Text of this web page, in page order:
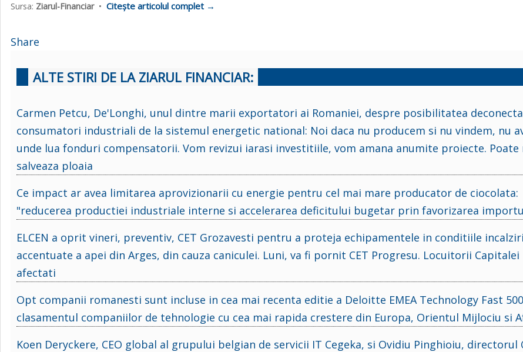
Sursa: Ziarul-Financiar• Citește articolul complet →
Share
ALTE STIRI DE LA ZIARUL FINANCIAR:
Carmen Petcu, De'Longhi, unul dintre marii exportatori ai Romaniei, despre posibilitatea
consumatori industriali de la sistemul energetic national: Noi daca nu producem si nu vindem, nu
unde lua fonduri compensatorii. Vom revizui iarasi investitiile, vom amana anumite proiecte. Poate
salveaza ploaia
Ce impact ar avea limitarea aprovizionarii cu energie pentru cel mai mare producator de ciocolata:
"reducerea productiei industriale interne si accelerarea deficitului bugetar prin favorizarea
ELCEN a oprit vineri, preventiv, CET Grozavesti pentru a proteja echipamentele in conditiile
accentuate a apei din Arges, din cauza caniculei. Luni, va fi pornit CET Progresu. Locuitorii
afectati
Opt companii romanesti sunt incluse in cea mai recenta editie a Deloitte EMEA Technology Fast
clasamentul companiilor de tehnologie cu cea mai rapida crestere din Europa, Orientul Mijlociu si
Koen Deryckere, CEO global al grupului belgian de servicii IT Cegeka, si Ovidiu Pinghioiu, directorul